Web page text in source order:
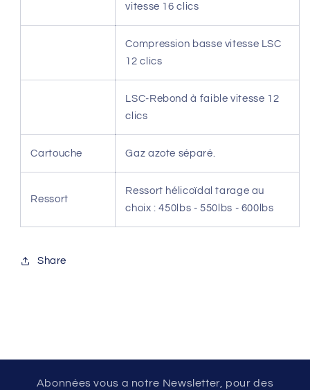
vitesse 16 clics
Compression basse vitesse LSC
12 clics
LSC-Rebond à faible vitesse 12
clics
Cartouche Gaz azote séparé.
Ressort
Ressort hélicoïdal tarage au
choix : 450lbs - 550lbs - 600lbs
Share
Abonnées vous a notre Newsletter, pour des